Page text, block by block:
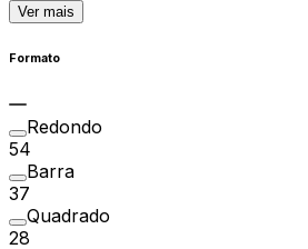
Ver mais
Formato
Redondo
54
Barra
37
Quadrado
28